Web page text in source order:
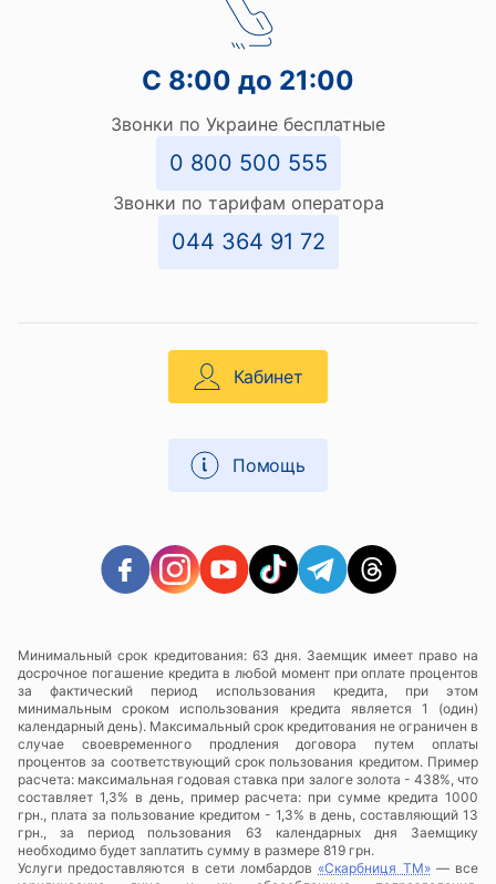
С 8:00 до 21:00
Звонки по Украине бесплатные
0 800 500 555
Звонки по тарифам оператора
044 364 91 72
Кабинет
Помощь
Минимальный срок кредитования: 63 дня. Заемщик имеет право на
досрочное погашение кредита в любой момент при оплате процентов
за фактический период использования кредита, при этом
минимальным сроком использования кредита является 1 (один)
календарный день). Максимальный срок кредитования не ограничен в
случае своевременного продления договора путем оплаты
процентов за соответствующий срок пользования кредитом. Пример
расчета: максимальная годовая ставка при залоге золота - 438%, что
составляет 1,3% в день, пример расчета: при сумме кредита 1000
грн., плата за пользование кредитом - 1,3% в день, составляющий 13
грн., за период пользования 63 календарных дня Заемщику
необходимо будет заплатить сумму в размере 819 грн.
Услуги предоставляются в сети ломбардов «Скарбниця ТМ»— все